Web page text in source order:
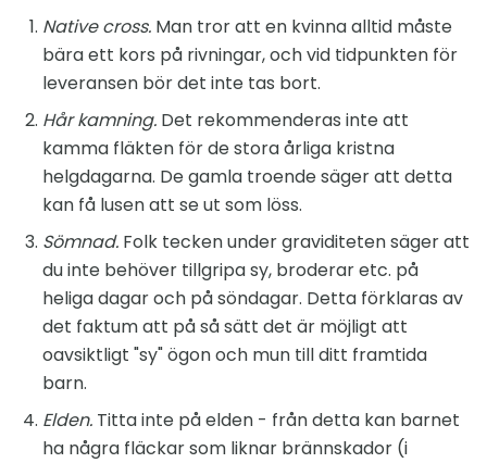
Native cross. Man tror att en kvinna alltid måste
bära ett kors på rivningar, och vid tidpunkten för
leveransen bör det inte tas bort.
Hår kamning. Det rekommenderas inte att
kamma fläkten för de stora årliga kristna
helgdagarna. De gamla troende säger att detta
kan få lusen att se ut som löss.
Sömnad. Folk tecken under graviditeten säger att
du inte behöver tillgripa sy, broderar etc. på
heliga dagar och på söndagar. Detta förklaras av
det faktum att på så sätt det är möjligt att
oavsiktligt "sy" ögon och mun till ditt framtida
barn.
Elden. Titta inte på elden - från detta kan barnet
ha några fläckar som liknar brännskador (i